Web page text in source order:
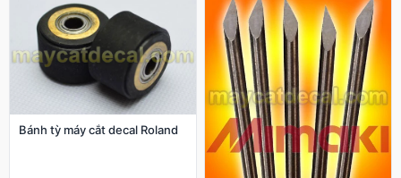
Bánh tỳ máy cắt decal Roland